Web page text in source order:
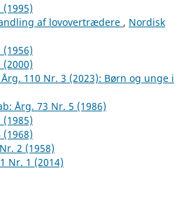
af lovovertrædere , Nordisk
110 Nr. 3 (2023): Børn og unge i
Årg. 73 Nr. 5 (1986)
2 (1958)
Nr. 1 (2014)